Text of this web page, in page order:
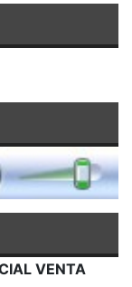
VENTA